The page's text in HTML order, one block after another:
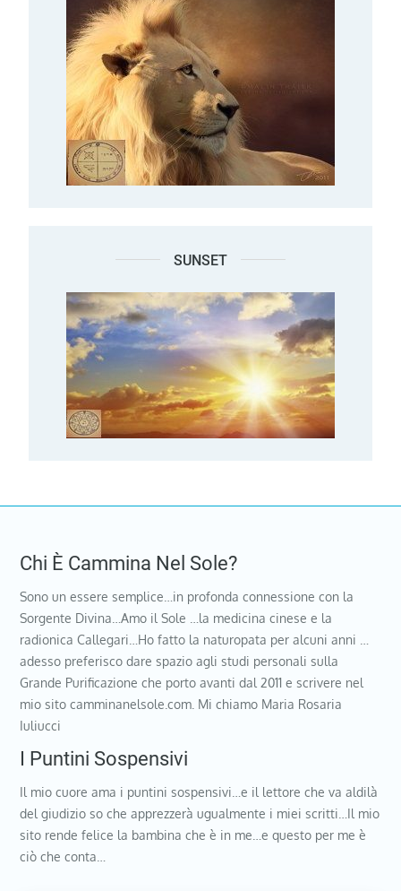
SUNSET
Chi È Cammina Nel Sole?
Sono un essere semplice…in profonda connessione con la
Sorgente Divina…Amo il Sole …la medicina cinese e la
radionica Callegari…Ho fatto la naturopata per alcuni anni …
adesso preferisco dare spazio agli studi personali sulla
Grande Purificazione che porto avanti dal 2011 e scrivere nel
mio sito camminanelsole.com. Mi chiamo Maria Rosaria
Iuliucci
I Puntini Sospensivi
Il mio cuore ama i puntini sospensivi…e il lettore che va aldilà
del giudizio so che apprezzerà ugualmente i miei scritti…Il mio
sito rende felice la bambina che è in me…e questo per me è
ciò che conta…